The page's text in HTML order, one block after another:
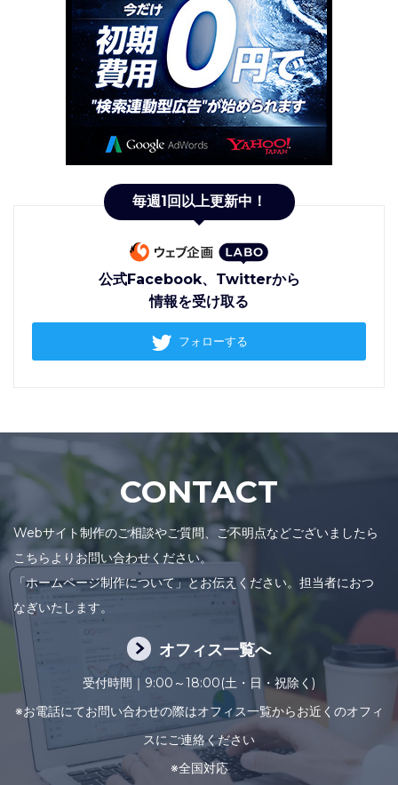
毎週1回以上更新中！
公式Facebook、Twitterから
情報を受け取る
フォローする
CONTACT
Webサイト制作のご相談やご質問、ご不明点などございましたら
こちらよりお問い合わせください。
「ホームページ制作について」とお伝えください。担当者におつ
なぎいたします。
オフィス一覧へ
受付時間｜9:00～18:00(土・日・祝除く)
※お電話にてお問い合わせの際はオフィス一覧からお近くのオフィ
スにご連絡ください
※全国対応